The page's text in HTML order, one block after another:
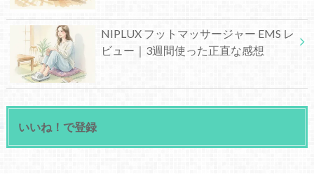
NIPLUX フットマッサージャー EMS レ
ビュー｜3週間使った正直な感想
いいね！で登録